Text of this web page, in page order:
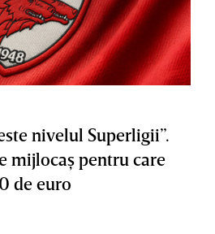
nivelul Superligii”.
mijlocaş pentru care
de euro